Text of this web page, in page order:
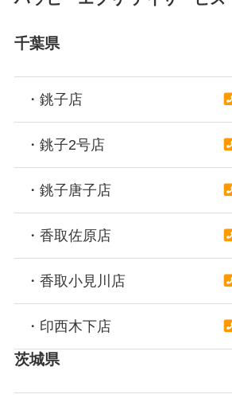
千葉県
・銚子店
・銚子2号店
・銚子唐子店
・香取佐原店
・香取小見川店
・印西木下店
茨城県